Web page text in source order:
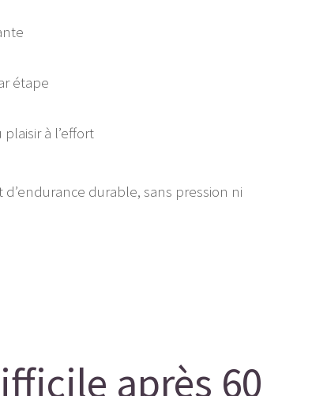
étape
à l’effort
durable, sans pression ni
après 60